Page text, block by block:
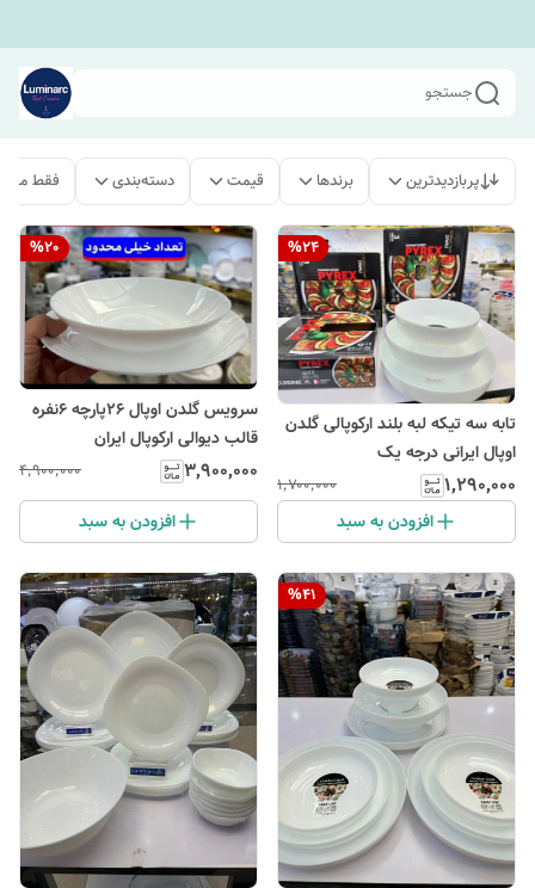
جستجو
پربازدیدترین برندها قیمت دسته‌بندی فقط
%24
تابه سه تیکه لبه بلند ارکوپالی گلدن
اوپال ایرانی درجه یک
۱٬۲۹۰٬۰۰۰ ۱٬۷۰۰٬۰۰۰
افزودن به سبد
%20
سرویس گلدن اوپال ۲۶پارچه ۶نفره
قالب دیوالی ارکوپال ایران
۳٬۹۰۰٬۰۰۰ ۴٬۹۰۰٬۰۰۰
افزودن به سبد
%41